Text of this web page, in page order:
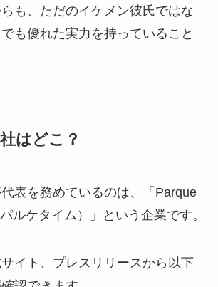
も、ただのイケメン彼氏ではな
も優れた実力を持っていること
はどこ？
表を務めているのは、「Parque
ルケタイム）」という企業です。
イト、プレスリリースから以下